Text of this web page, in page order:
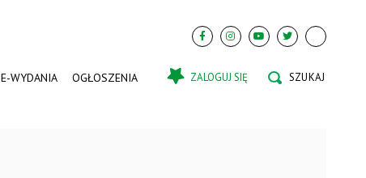
E-WYDANIA OGŁOSZENIA ZALOGUJ SIĘ